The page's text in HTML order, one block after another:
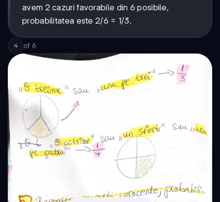
avem 2 cazuri favorabile din 6 posibile,
probabilitatea este 2/6 = 1/3.
4 of 6